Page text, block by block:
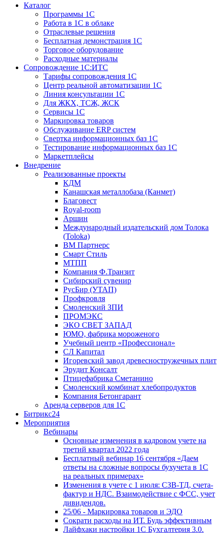
Каталог
Программы 1С
Работа в 1С в облаке
Отраслевые решения
Бесплатная демонстрация 1С
Торговое оборудование
Расходные материалы
Сопровождение 1С:ИТС
Тарифы сопровождения 1С
Центр реальной автоматизации 1С
Линия консультации 1С
Для ЖКХ, ТСЖ, ЖСК
Сервисы 1С
Маркировка товаров
Обслуживание ERP систем
Свертка информационных баз 1С
Тестирование информационных баз 1С
Маркетплейсы
Внедрение
Реализованные проекты
КДМ
Канашская металлобаза (Канмет)
Благовест
Royal-room
Аршин
Международный издательский дом Толока
(Toloka)
ВМ Партнерс
Смарт Стиль
МТПП
Компания Ф.Транзит
Сибирский сувенир
РусБир (УТАП)
Профкровля
Смоленский ЗПИ
ПРОМЭКС
ЭКО СВЕТ ЗАПАД
ЮМО, фабрика мороженого
Учебный центр «Профессионал»
СЛ Капитал
Игоревский завод древесностружечных плит
Эрудит Консалт
Птицефабрика Сметанино
Смоленский комбинат хлебопродуктов
Компания Бетонгарант
Аренда серверов для 1С
Битрикс24
Мероприятия
Вебинары
Основные изменения в кадровом учете на
третий квартал 2022 года
Бесплатный вебинар 16 сентября «Даем
ответы на сложные вопросы бухучета в 1С
на реальных примерах»
Изменения в учете с 1 июля: СЗВ-ТД, счета-
фактур и НДС. Взаимодействие с ФСС, учет
дивидендов.
25/06 - Маркировка товаров и ЭДО
Сократи расходы на ИТ. Будь эффективным
Лайфхаки настройки 1С Бухгалтерия 3.0.